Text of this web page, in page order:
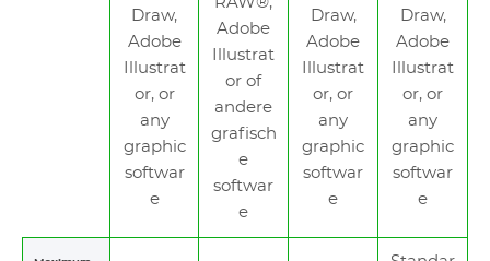
Draw,
Adobe
Illustrat
or, or
any
graphic
softwar
e
Adobe
Illustrat
or of
andere
grafisch
e
softwar
e
Draw,
Adobe
Illustrat
or, or
any
graphic
softwar
e
Draw,
Adobe
Illustrat
or, or
any
graphic
softwar
e